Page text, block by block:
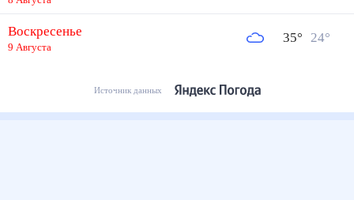
Воскресенье
9 Августа
35° 24°
Источник данных